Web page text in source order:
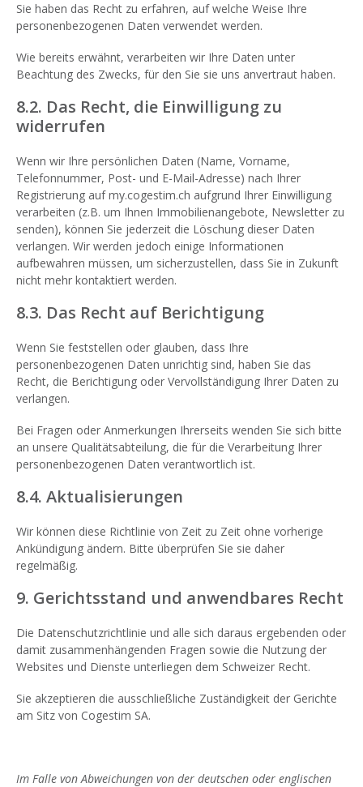
Sie haben das Recht zu erfahren, auf welche Weise Ihre
personenbezogenen Daten verwendet werden.
Wie bereits erwähnt, verarbeiten wir Ihre Daten unter
Beachtung des Zwecks, für den Sie sie uns anvertraut haben.
8.2. Das Recht, die Einwilligung zu
widerrufen
Wenn wir Ihre persönlichen Daten (Name, Vorname,
Telefonnummer, Post- und E-Mail-Adresse) nach Ihrer
Registrierung auf my.cogestim.ch aufgrund Ihrer Einwilligung
verarbeiten (z.B. um Ihnen Immobilienangebote, Newsletter zu
senden), können Sie jederzeit die Löschung dieser Daten
verlangen. Wir werden jedoch einige Informationen
aufbewahren müssen, um sicherzustellen, dass Sie in Zukunft
nicht mehr kontaktiert werden.
8.3. Das Recht auf Berichtigung
Wenn Sie feststellen oder glauben, dass Ihre
personenbezogenen Daten unrichtig sind, haben Sie das
Recht, die Berichtigung oder Vervollständigung Ihrer Daten zu
verlangen.
Bei Fragen oder Anmerkungen Ihrerseits wenden Sie sich bitte
an unsere Qualitätsabteilung, die für die Verarbeitung Ihrer
personenbezogenen Daten verantwortlich ist.
8.4. Aktualisierungen
Wir können diese Richtlinie von Zeit zu Zeit ohne vorherige
Ankündigung ändern. Bitte überprüfen Sie sie daher
regelmäßig.
9. Gerichtsstand und anwendbares Recht
Die Datenschutzrichtlinie und alle sich daraus ergebenden oder
damit zusammenhängenden Fragen sowie die Nutzung der
Websites und Dienste unterliegen dem Schweizer Recht.
Sie akzeptieren die ausschließliche Zuständigkeit der Gerichte
am Sitz von Cogestim SA.
Im Falle von Abweichungen von der deutschen oder englischen